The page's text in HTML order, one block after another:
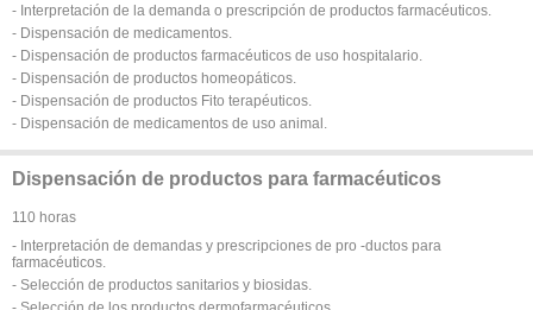
- Interpretación de la demanda o prescripción de productos farmacéuticos.
- Dispensación de medicamentos.
- Dispensación de productos farmacéuticos de uso hospitalario.
- Dispensación de productos homeopáticos.
- Dispensación de productos Fito terapéuticos.
- Dispensación de medicamentos de uso animal.
Dispensación de productos para farmacéuticos
110 horas
- Interpretación de demandas y prescripciones de pro -ductos para
farmacéuticos.
- Selección de productos sanitarios y biosidas.